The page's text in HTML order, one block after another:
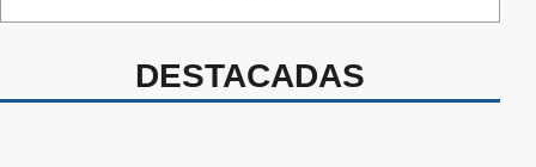
DESTACADAS